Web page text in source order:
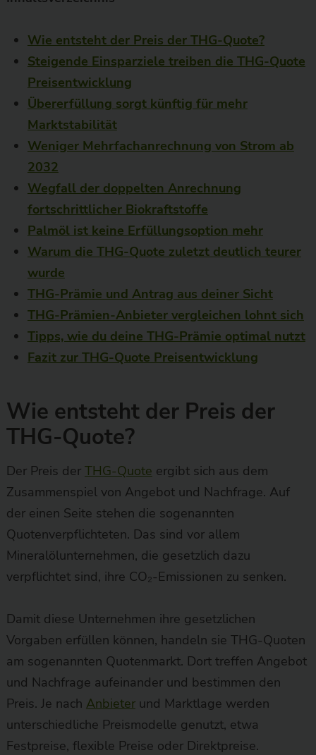
Wie entsteht der Preis der THG-Quote?
Steigende Einsparziele treiben die THG-Quote
Preisentwicklung
Übererfüllung sorgt künftig für mehr
Marktstabilität
Weniger Mehrfachanrechnung von Strom ab
2032
Wegfall der doppelten Anrechnung
fortschrittlicher Biokraftstoffe
Palmöl ist keine Erfüllungsoption mehr
Warum die THG-Quote zuletzt deutlich teurer
wurde
THG-Prämie und Antrag aus deiner Sicht
THG-Prämien-Anbieter vergleichen lohnt sich
Tipps, wie du deine THG-Prämie optimal nutzt
Fazit zur THG-Quote Preisentwicklung
Wie entsteht der Preis der
THG-Quote?
Der Preis der THG-Quote ergibt sich aus dem
Zusammenspiel von Angebot und Nachfrage. Auf
der einen Seite stehen die sogenannten
Quotenverpflichteten. Das sind vor allem
Mineralölunternehmen, die gesetzlich dazu
verpflichtet sind, ihre CO₂-Emissionen zu senken.
Damit diese Unternehmen ihre gesetzlichen
Vorgaben erfüllen können, handeln sie THG-Quoten
am sogenannten Quotenmarkt. Dort treffen Angebot
und Nachfrage aufeinander und bestimmen den
Preis. Je nach Anbieterund Marktlage werden
unterschiedliche Preismodelle genutzt, etwa
Festpreise, flexible Preise oder Direktpreise.